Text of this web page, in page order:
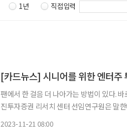
1년 직접입력
[카드뉴스] 시니어를 위한 엔터주
팬에서 한 걸음 더 나아가는 방법이 있다.
진투자증권 리서치 센터 선임연구원은 말
2023-11-21 08:00